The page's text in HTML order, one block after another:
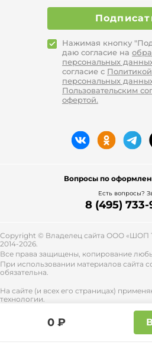
0 ₽
Нажимая кнопку
даю согласие на
персональных
согласие с
персональных
Пользовательским
офертой.
Вопросы по
Есть вопросы?
8 (495) 733-
Copyright © Владелец сайта ООО «ШОП
2014-2026.
Все права защищены, копирование
При использовании материалов сайта
обязательна.
На сайте (и всех его страницах)
технологии.